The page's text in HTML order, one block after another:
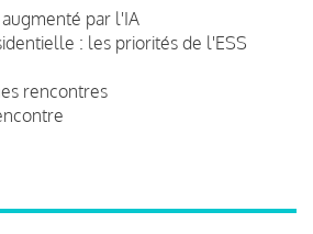
par l'IA
: les priorités de l'ESS
rencontres